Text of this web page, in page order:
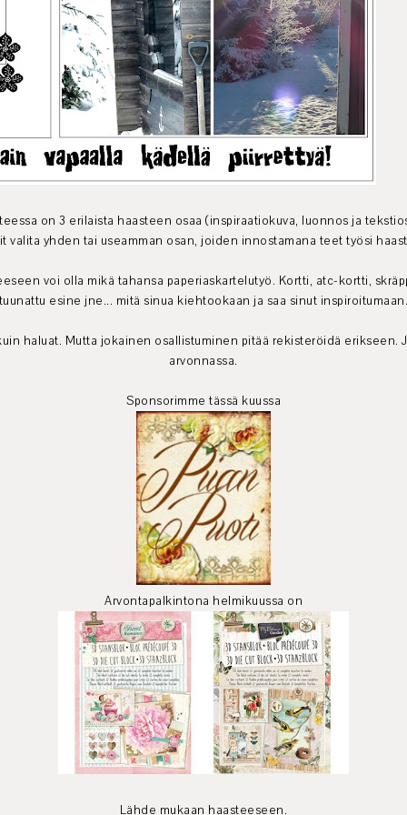
on 3 erilaista haasteen osaa (inspiraatiokuva, luonnos ja
valita yhden tai useamman osan, joiden innostamana teet työsi
voi olla mikä tahansa paperiaskartelutyö. Kortti, atc-kortti,
esine jne... mitä sinua kiehtookaan ja saa sinut
haluat. Mutta jokainen osallistuminen pitää rekisteröidä erikseen.
arvonnassa.
Sponsorimme tässä kuussa
Arvontapalkintona helmikuussa on
Lähde mukaan haasteeseen.